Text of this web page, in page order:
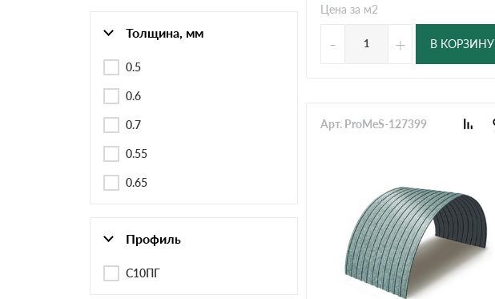
Толщина, мм
0.5
0.6
0.7
0.55
0.65
Профиль
C10ПГ
Цена за м2
- + В КОРЗИНУ
Арт. ProMeS-127399